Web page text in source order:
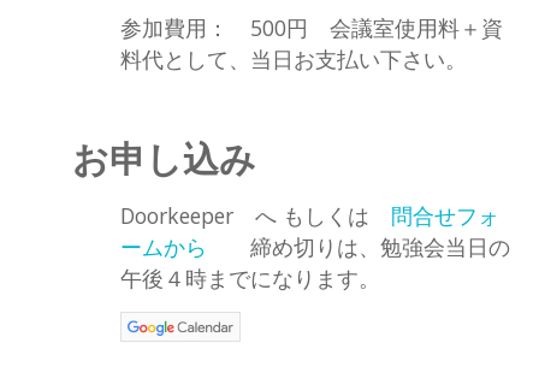
参加費用： 500円 会議室使用料＋資
料代として、当日お支払い下さい。
お申し込み
Doorkeeper へ もしくは 問合せフォ
ームから 締め切りは、勉強会当日の
午後４時までになります。